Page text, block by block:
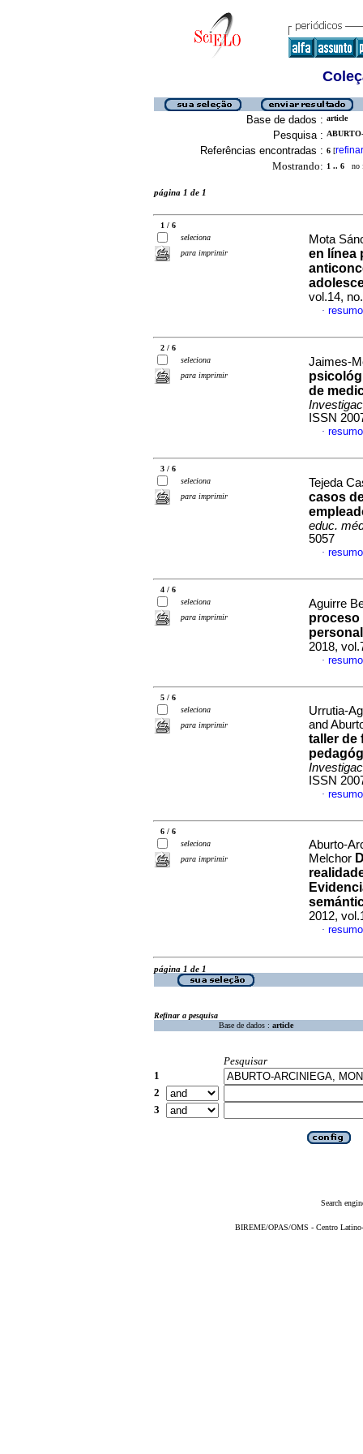
Base de dados : article
Pesquisa :
Referências encontradas : 6 [refinar
Mostrando: 1 .. 6 no
página 1 de 1
1 / 6
seleciona
para imprimir
Mota
en línea
vol.14,
·
2 / 6
seleciona
para imprimir
Jaimes-
de
ISSN
·
3 / 6
seleciona
para imprimir
Tejeda
casos
educ.
5057
·
4 / 6
seleciona
para imprimir
Aguirre
proceso
2018,
·
5 / 6
seleciona
para imprimir
Urrutia-
and
taller de
ISSN
·
6 / 6
seleciona
para imprimir
Aburto-
Melchor
2012,
·
página 1 de 1
Refinar a pesquisa
Base de dados : article
Pesquisar
1
2
3
Search
BIREME/OPAS/OMS - Centro Latino-